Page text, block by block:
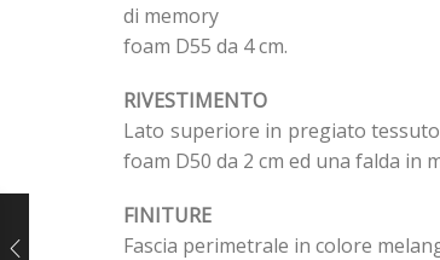
di memory
foam D55 da 4 cm.
RIVESTIMENTO
Lato superiore in pregiato
foam D50 da 2 cm ed una falda in
FINITURE
Fascia perimetrale in colore